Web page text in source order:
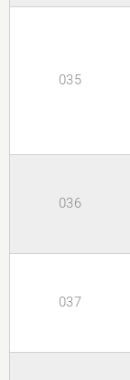
035
036
037